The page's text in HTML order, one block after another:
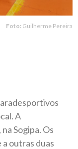
Foto: Guilherme Pereira
A
Sogipa. Os
outras duas